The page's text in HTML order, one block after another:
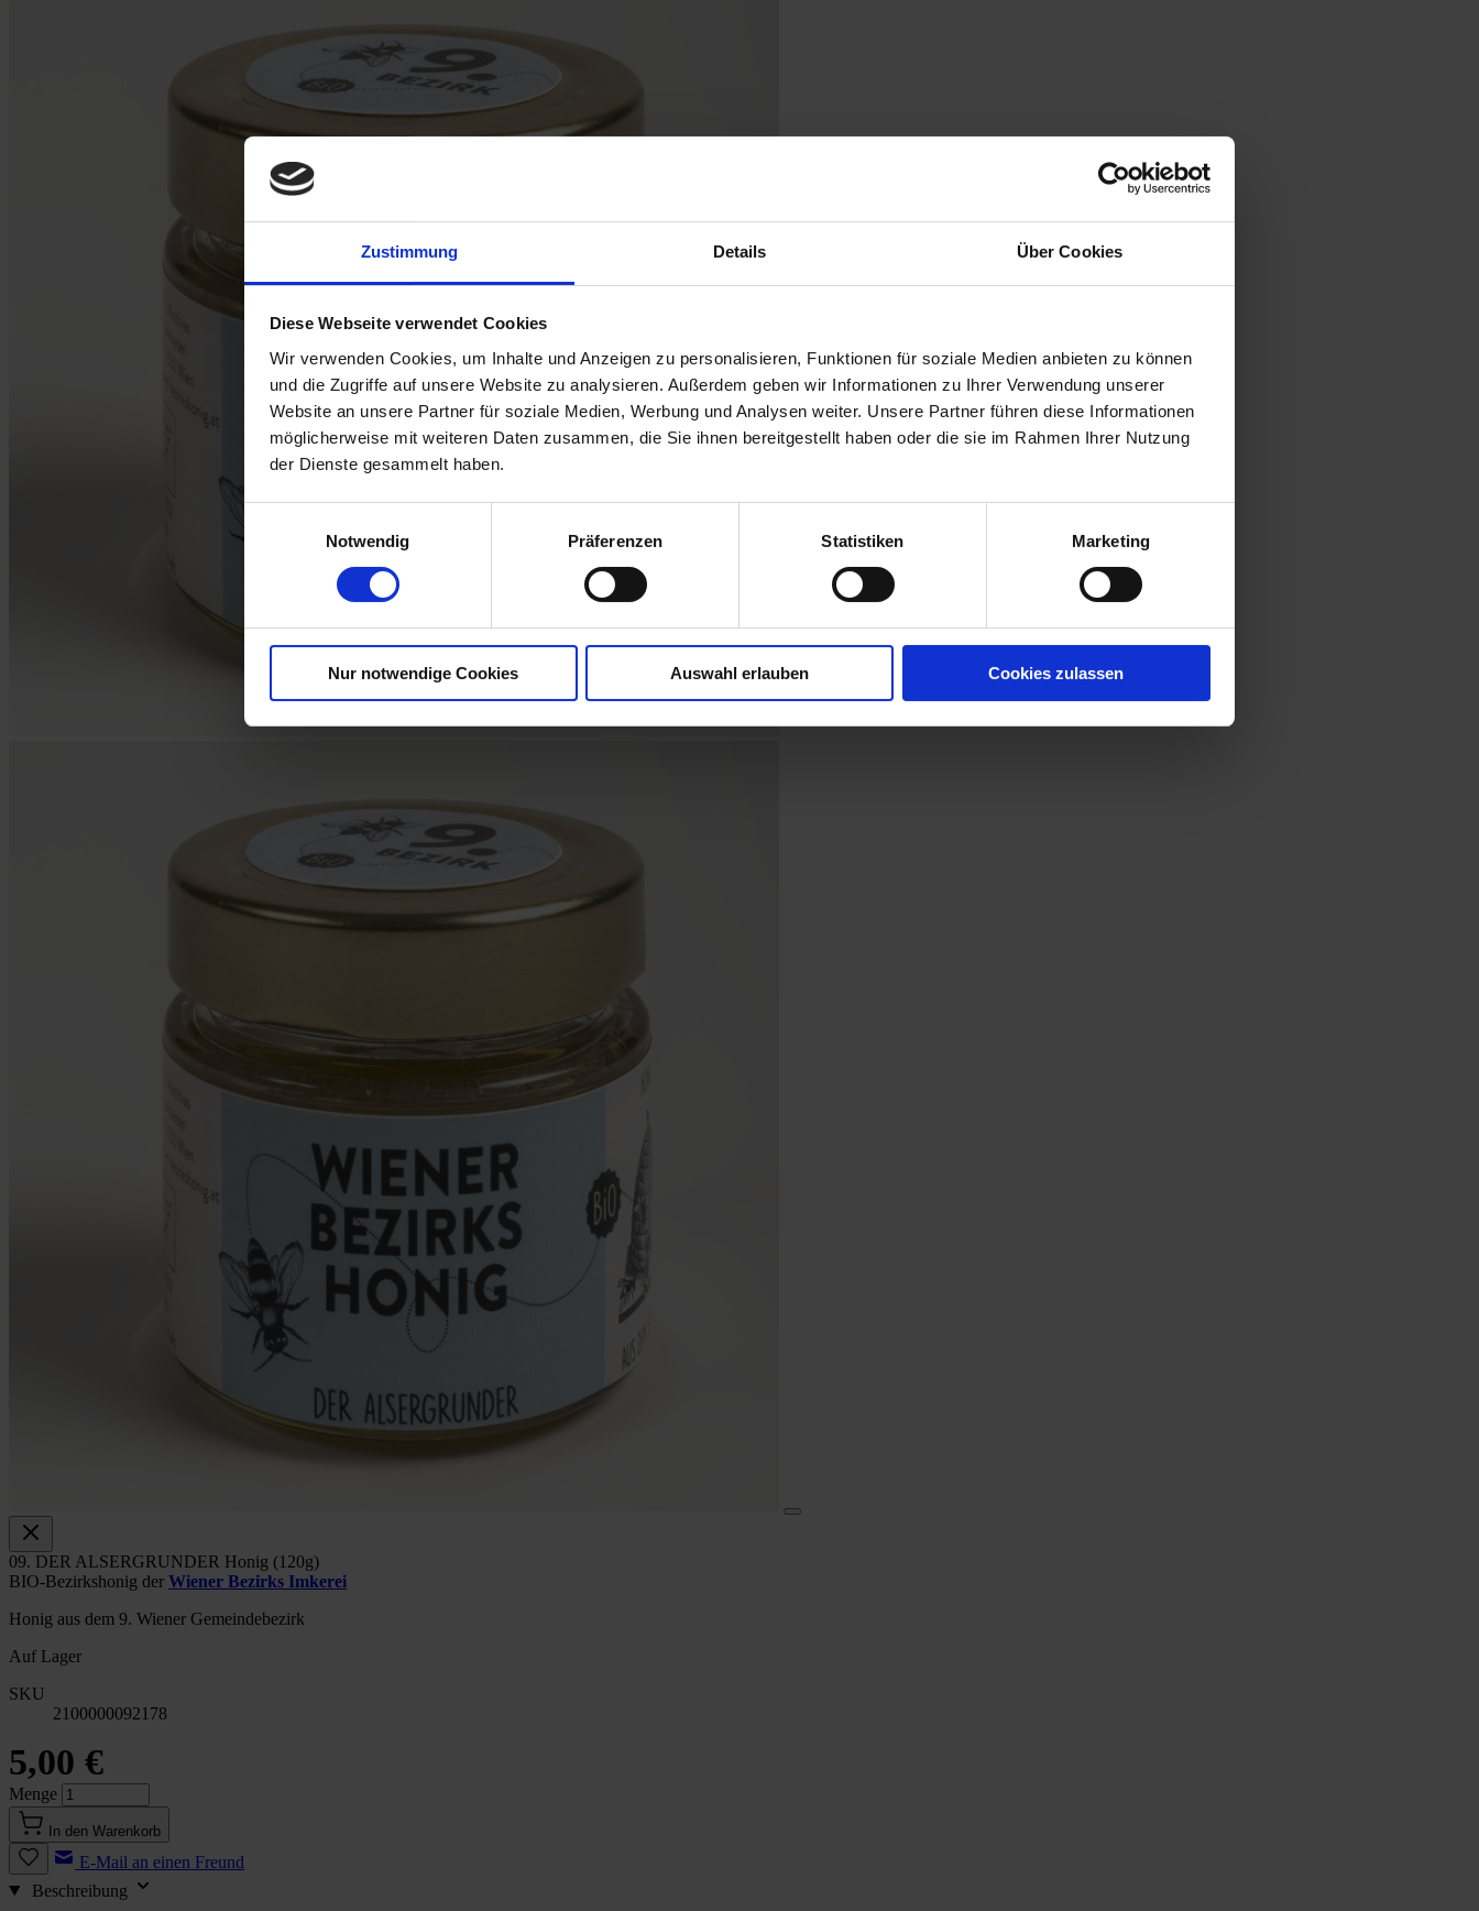
Zustimmung Details Über Cookies
Diese Webseite verwendet Cookies
Wir verwenden Cookies, um Inhalte und Anzeigen zu personalisieren, Funktionen für soziale Medien anbieten zu können
und die Zugriffe auf unsere Website zu analysieren. Außerdem geben wir Informationen zu Ihrer Verwendung unserer
Website an unsere Partner für soziale Medien, Werbung und Analysen weiter. Unsere Partner führen diese Informationen
möglicherweise mit weiteren Daten zusammen, die Sie ihnen bereitgestellt haben oder die sie im Rahmen Ihrer Nutzung
der Dienste gesammelt haben.
Notwendig
Präferenzen Statistiken Marketing
Nur notwendige Cookies Auswahl erlauben Cookies zulassen
09. DER ALSERGRUNDER Honig (120g)
BIO-Bezirkshonig der Wiener Bezirks Imkerei
Honig aus dem 9. Wiener Gemeindebezirk
Auf Lager
SKU
2100000092178
5,00 €
Menge
In den Warenkorb
E-Mail an einen Freund
Beschreibung